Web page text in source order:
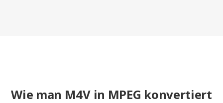
Wie man M4V in MPEG konvertiert